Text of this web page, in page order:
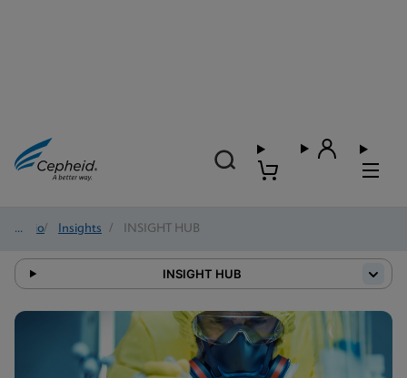
Inicio/ Insights / INSIGHT HUB
INSIGHT HUB